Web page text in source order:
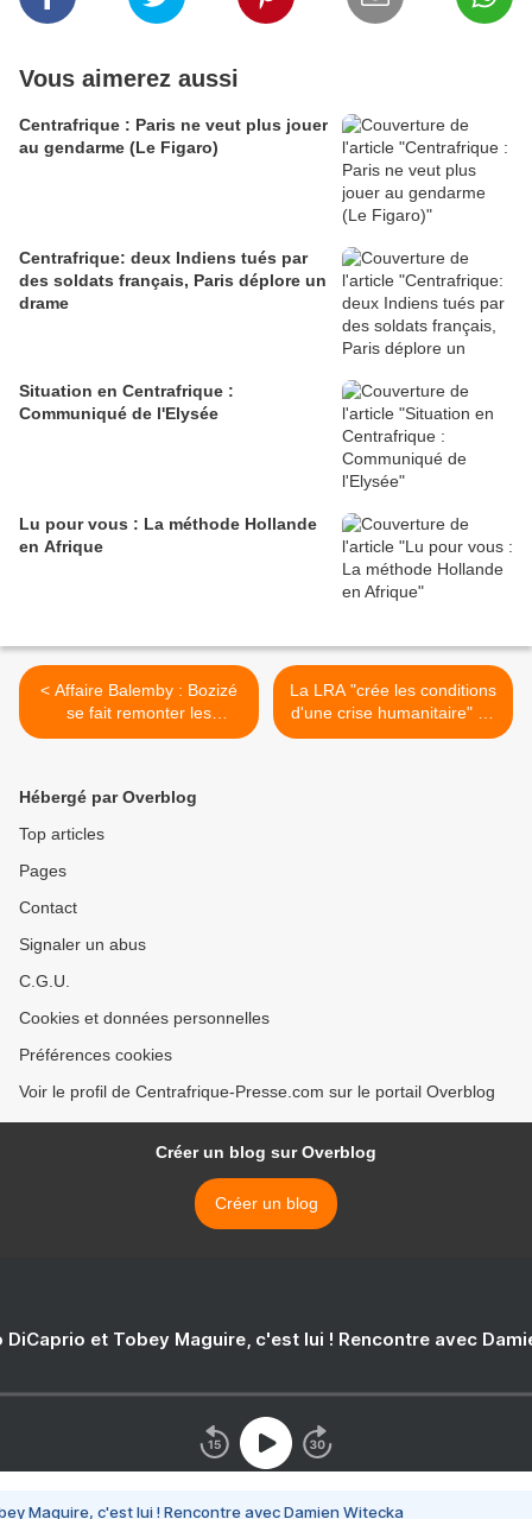
Vous aimerez aussi
Centrafrique : Paris ne veut plus jouer
au gendarme (Le Figaro)
Centrafrique: deux Indiens tués par
des soldats français, Paris déplore un
drame
Situation en Centrafrique :
Communiqué de l'Elysée
Lu pour vous : La méthode Hollande
en Afrique
< Affaire Balemby : Bozizé
se fait remonter les
bretelles par le FIACAT
La LRA "crée les conditions
d'une crise humanitaire" en
Centrafrique (Enough) >
Hébergé par Overblog
Top articles
Pages
Contact
Signaler un abus
C.G.U.
Cookies et données personnelles
Préférences cookies
Voir le profil de Centrafrique-Presse.com sur le portail Overblog
Créer un blog sur Overblog
Créer un blog
DiCaprio et Tobey Maguire, c'est lui ! Rencontre avec
Maguire, c'est lui ! Rencontre avec Damien Witecka